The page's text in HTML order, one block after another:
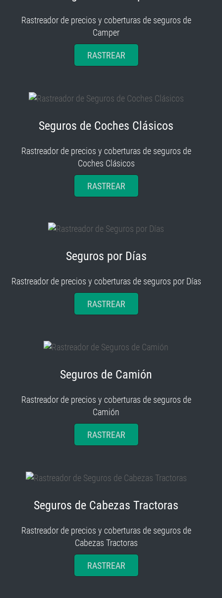
Rastreador de precios y coberturas de seguros de
Camper
RASTREAR
Seguros de Coches Clásicos
Rastreador de precios y coberturas de seguros de
Coches Clásicos
RASTREAR
Seguros por Días
Rastreador de precios y coberturas de seguros por Días
RASTREAR
Seguros de Camión
Rastreador de precios y coberturas de seguros de
Camión
RASTREAR
Seguros de Cabezas Tractoras
Rastreador de precios y coberturas de seguros de
Cabezas Tractoras
RASTREAR